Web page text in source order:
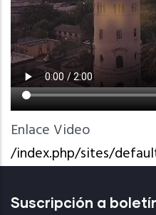
Enlace Video
/index.php/sites/
Suscripción a